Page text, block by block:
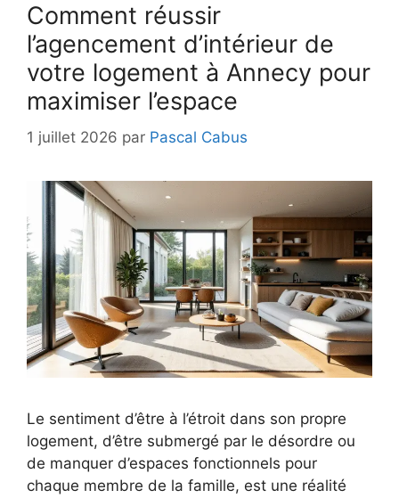
Comment réussir
l’agencement d’intérieur de
votre logement à Annecy pour
maximiser l’espace
1 juillet 2026 par Pascal Cabus
Le sentiment d’être à l’étroit dans son propre
logement, d’être submergé par le désordre ou
de manquer d’espaces fonctionnels pour
chaque membre de la famille, est une réalité